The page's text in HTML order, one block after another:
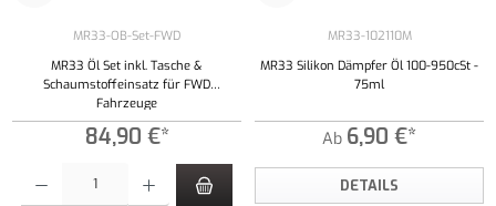
MR33-OB-Set-FWD
MR33 Öl Set inkl. Tasche &
Schaumstoffeinsatz für FWD
Fahrzeuge
84,90 €*
Produkt Anzahl: Gib den gewünschten Wert ein oder benutze die Schaltflächen um die
MR33-102110M
MR33 Silikon Dämpfer Öl 100-950cSt -
75ml
Ab 6,90 €*
DETAILS